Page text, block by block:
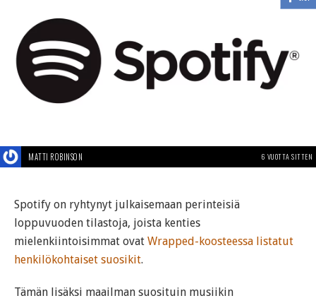
MATTI ROBINSON 6 VUOTTA SITTEN
Spotify on ryhtynyt julkaisemaan perinteisiä
loppuvuoden tilastoja, joista kenties
mielenkiintoisimmat ovat Wrapped-koosteessa listatut
henkilökohtaiset suosikit.
Tämän lisäksi maailman suosituin musiikin